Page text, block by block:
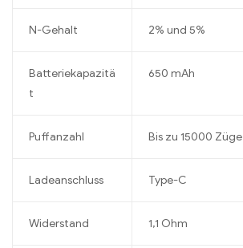
N-Gehalt 2% und 5%
Batteriekapazitä
t
650 mAh
Puffanzahl Bis zu 15000 Züge
Ladeanschluss Type-C
Widerstand 1,1 Ohm